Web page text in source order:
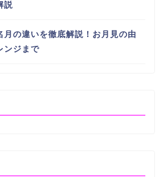
説
月の違いを徹底解説！お月見の由
ンジまで